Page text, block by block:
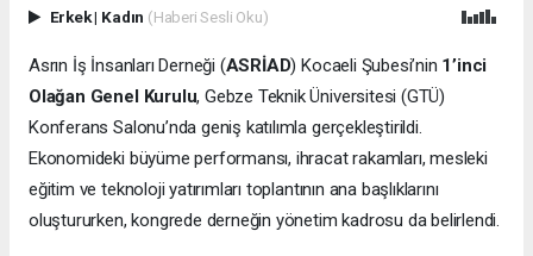
Erkek| Kadın (Haberi Sesli Oku)
Asrın İş İnsanları Derneği (ASRİAD) Kocaeli Şubesi’nin 1’inci
Olağan Genel Kurulu, Gebze Teknik Üniversitesi (GTÜ)
Konferans Salonu’nda geniş katılımla gerçekleştirildi.
Ekonomideki büyüme performansı, ihracat rakamları, mesleki
eğitim ve teknoloji yatırımları toplantının ana başlıklarını
oluştururken, kongrede derneğin yönetim kadrosu da belirlendi.